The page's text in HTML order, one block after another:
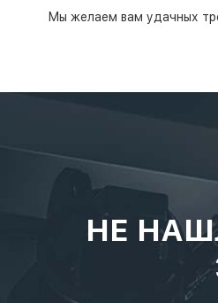
Мы желаем вам удачных
НЕ